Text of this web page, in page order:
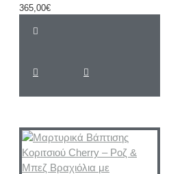
365,00€